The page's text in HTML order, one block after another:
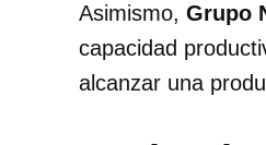
Asimismo, Grupo
capacidad
alcanzar una